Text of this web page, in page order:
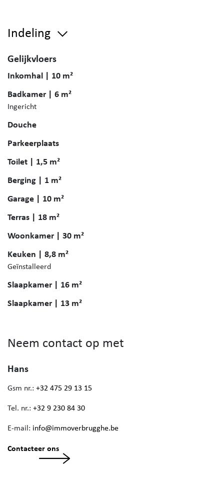
Indeling
Gelijkvloers
Inkomhal | 10 m²
Badkamer | 6 m²
Ingericht
Douche
Parkeerplaats
Toilet | 1,5 m²
Berging | 1 m²
Garage | 10 m²
Terras | 18 m²
Woonkamer | 30 m²
Keuken | 8,8 m²
Geïnstalleerd
Slaapkamer | 16 m²
Slaapkamer | 13 m²
Neem contact op met
Hans
Gsm nr.: +32 475 29 13 15
Tel. nr.: +32 9 230 84 30
E-mail: info@immoverbrugghe.be
Contacteer ons